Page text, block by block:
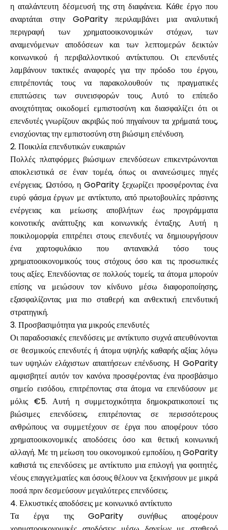
η αταλάντευτη δέσμευσή της στη διαφάνεια. Κάθε έργο που
αναρτάται στην GoParity περιλαμβάνει μια αναλυτική
περιγραφή των χρηματοοικονομικών στόχων, των
αναμενόμενων αποδόσεων και των λεπτομερών δεικτών
κοινωνικού ή περιβαλλοντικού αντίκτυπου. Οι επενδυτές
λαμβάνουν τακτικές αναφορές για την πρόοδο του έργου,
επιτρέποντάς τους να παρακολουθούν τις πραγματικές
επιπτώσεις των συνεισφορών τους. Αυτό το επίπεδο
ανοιχτότητας οικοδομεί εμπιστοσύνη και διασφαλίζει ότι οι
επενδυτές γνωρίζουν ακριβώς πού πηγαίνουν τα χρήματά τους,
ενισχύοντας την εμπιστοσύνη στη βιώσιμη επένδυση.
2. Ποικιλία επενδυτικών ευκαιριών
Πολλές πλατφόρμες βιώσιμων επενδύσεων επικεντρώνονται
αποκλειστικά σε έναν τομέα, όπως οι ανανεώσιμες πηγές
ενέργειας. Ωστόσο, η GoParity ξεχωρίζει προσφέροντας ένα
ευρύ φάσμα έργων με αντίκτυπο, από πρωτοβουλίες πράσινης
ενέργειας και μείωσης αποβλήτων έως προγράμματα
κοινοτικής ανάπτυξης και κοινωνικής ένταξης. Αυτή η
ποικιλομορφία επιτρέπει στους επενδυτές να δημιουργήσουν
ένα χαρτοφυλάκιο που αντανακλά τόσο τους
χρηματοοικονομικούς τους στόχους όσο και τις προσωπικές
τους αξίες. Επενδύοντας σε πολλούς τομείς, τα άτομα μπορούν
επίσης να μειώσουν τον κίνδυνο μέσω διαφοροποίησης,
εξασφαλίζοντας μια πιο σταθερή και ανθεκτική επενδυτική
στρατηγική.
3. Προσβασιμότητα για μικρούς επενδυτές
Οι παραδοσιακές επενδύσεις με αντίκτυπο συχνά απευθύνονται
σε θεσμικούς επενδυτές ή άτομα υψηλής καθαρής αξίας λόγω
των υψηλών ελάχιστων απαιτήσεων επένδυσης. Η GoParity
αμφισβητεί αυτόν τον κανόνα προσφέροντας ένα προσβάσιμο
σημείο εισόδου, επιτρέποντας στα άτομα να επενδύσουν με
μόλις €5. Αυτή η συμμετοχικότητα δημοκρατικοποιεί τις
βιώσιμες επενδύσεις, επιτρέποντας σε περισσότερους
ανθρώπους να συμμετέχουν σε έργα που αποφέρουν τόσο
χρηματοοικονομικές αποδόσεις όσο και θετική κοινωνική
αλλαγή. Με τη μείωση του οικονομικού εμποδίου, η GoParity
καθιστά τις επενδύσεις με αντίκτυπο μια επιλογή για φοιτητές,
νέους επαγγελματίες και όσους θέλουν να ξεκινήσουν με μικρά
ποσά πριν δεσμεύσουν μεγαλύτερες επενδύσεις.
4. Ελκυστικές αποδόσεις με κοινωνικό αντίκτυπο
Τα έργα της GoParity συνήθως αποφέρουν